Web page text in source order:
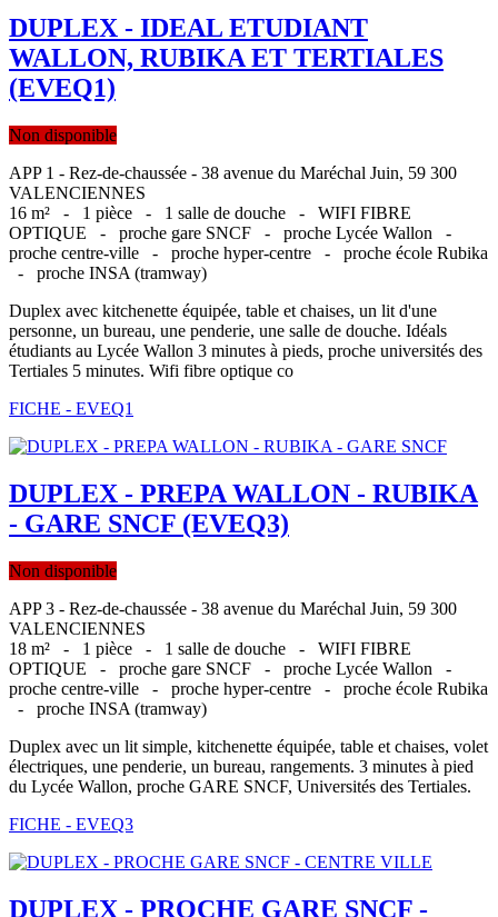
DUPLEX - IDEAL ETUDIANT
WALLON, RUBIKA ET TERTIALES
(EVEQ1)
Non disponible
APP 1 - Rez-de-chaussée - 38 avenue du Maréchal Juin, 59 300
VALENCIENNES
16 m² - 1 pièce - 1 salle de douche - WIFI FIBRE
OPTIQUE - proche gare SNCF - proche Lycée Wallon -
proche centre-ville - proche hyper-centre - proche école Rubika
- proche INSA (tramway)
Duplex avec kitchenette équipée, table et chaises, un lit d'une
personne, un bureau, une penderie, une salle de douche. Idéals
étudiants au Lycée Wallon 3 minutes à pieds, proche universités des
Tertiales 5 minutes. Wifi fibre optique co
FICHE - EVEQ1
DUPLEX - PREPA WALLON - RUBIKA
- GARE SNCF (EVEQ3)
Non disponible
APP 3 - Rez-de-chaussée - 38 avenue du Maréchal Juin, 59 300
VALENCIENNES
18 m² - 1 pièce - 1 salle de douche - WIFI FIBRE
OPTIQUE - proche gare SNCF - proche Lycée Wallon -
proche centre-ville - proche hyper-centre - proche école Rubika
- proche INSA (tramway)
Duplex avec un lit simple, kitchenette équipée, table et chaises, volet
électriques, une penderie, un bureau, rangements. 3 minutes à pied
du Lycée Wallon, proche GARE SNCF, Universités des Tertiales.
FICHE - EVEQ3
DUPLEX - PROCHE GARE SNCF -